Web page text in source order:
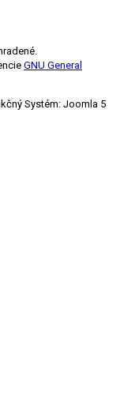
GNU General
Systém: Joomla 5